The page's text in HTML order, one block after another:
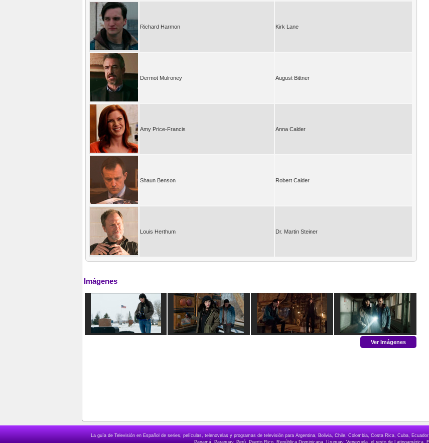
Richard Harmon Kirk Lane
Dermot Mulroney August Bittner
Amy Price-Francis Anna Calder
Shaun Benson Robert Calder
Louis Herthum Dr. Martin Steiner
Imágenes
Ver Imágenes
La guía de Televisión en Español de series, películas, telenovelas y programas de televisión para Argentina, Bolivia, Chile, Colombia, Costa Rica, Cuba,
Panamá, Paraguay, Perú, Puerto Rico, República Dominicana, Uruguay, Venezuela, el resto de Latinoamérica,